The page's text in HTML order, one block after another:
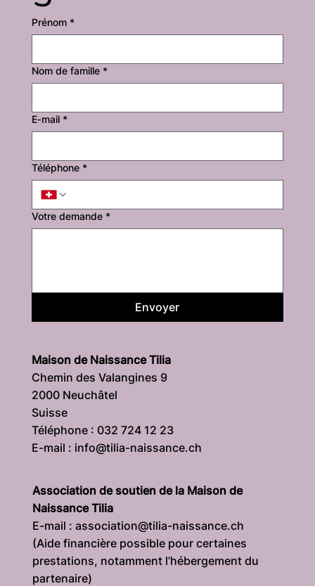
Prénom *
Nom de famille *
E‑mail *
Téléphone *
Votre demande *
Envoyer
Maison de Naissance Tilia
Chemin des Valangines 9
2000 Neuchâtel
Suisse
Téléphone : 032 724 12 23
E-mail : info@tilia-naissance.ch
Association de soutien de la Maison de
Naissance Tilia
E-mail : association@tilia-naissance.ch
(Aide financière possible pour certaines
prestations, notamment l’hébergement du
partenaire)